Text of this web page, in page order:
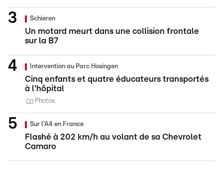
Schieren
Un motard meurt dans une collision frontale
sur la B7
Intervention au Parc Hosingen
Cinq enfants et quatre éducateurs transportés
à l'hôpital
Photos
Sur l'A4 en France
Flashé à 202 km/h au volant de sa Chevrolet
Camaro